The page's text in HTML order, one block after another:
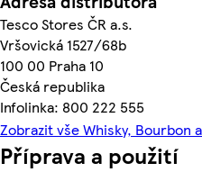
Tesco Stores ČR a.s.
Vršovická 1527/68b
100 00 Praha 10
Česká republika
Infolinka: 800 222 555
Zobrazit vše Whisky, Bourbon
Příprava a použití